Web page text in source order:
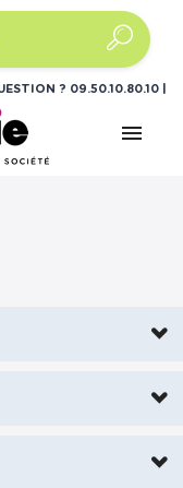
? 09.50.10.80.10
menu